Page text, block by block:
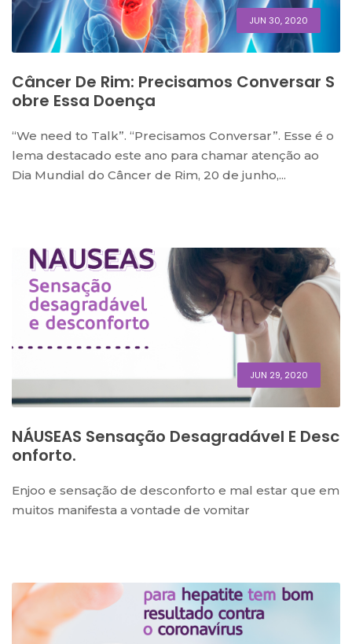
JUN 30, 2020
Câncer De Rim: Precisamos Conversar S
Obre Essa Doença
“We need to Talk”. “Precisamos Conversar”. Esse é o
lema destacado este ano para chamar atenção ao
Dia Mundial do Câncer de Rim, 20 de junho,...
JUN 29, 2020
NÁUSEAS Sensação Desagradável E Desc
Onforto.
Enjoo e sensação de desconforto e mal estar que em
muitos manifesta a vontade de vomitar